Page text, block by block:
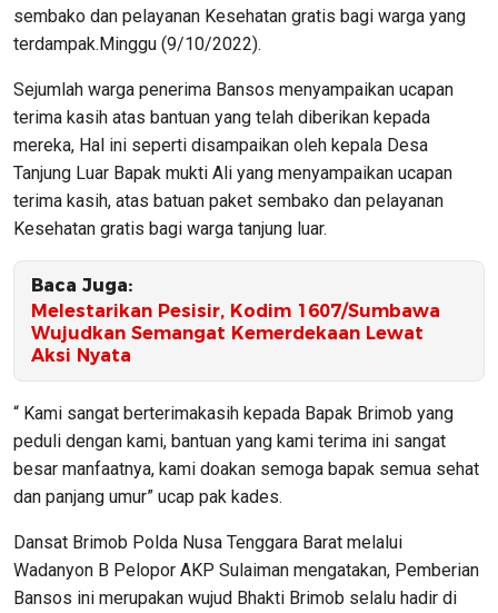
sembako dan pelayanan Kesehatan gratis bagi warga yang
terdampak.Minggu (9/10/2022).
Sejumlah warga penerima Bansos menyampaikan ucapan
terima kasih atas bantuan yang telah diberikan kepada
mereka, Hal ini seperti disampaikan oleh kepala Desa
Tanjung Luar Bapak mukti Ali yang menyampaikan ucapan
terima kasih, atas batuan paket sembako dan pelayanan
Kesehatan gratis bagi warga tanjung luar.
Baca Juga:
‎Melestarikan Pesisir, Kodim 1607/Sumbawa
Wujudkan Semangat Kemerdekaan Lewat
Aksi Nyata
“ Kami sangat berterimakasih kepada Bapak Brimob yang
peduli dengan kami, bantuan yang kami terima ini sangat
besar manfaatnya, kami doakan semoga bapak semua sehat
dan panjang umur” ucap pak kades.
Dansat Brimob Polda Nusa Tenggara Barat melalui
Wadanyon B Pelopor AKP Sulaiman mengatakan, Pemberian
Bansos ini merupakan wujud Bhakti Brimob selalu hadir di